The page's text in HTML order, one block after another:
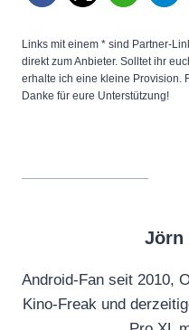
Links mit einem * sind Partner-
direkt zum Anbieter. Solltet ihr
erhalte ich eine kleine Provision.
Danke für eure Unterstützung!
Jörn
Android-Fan seit 2010,
Kino-Freak und